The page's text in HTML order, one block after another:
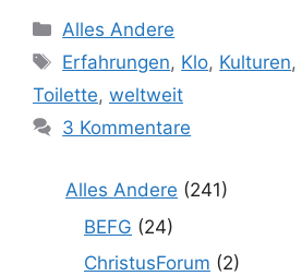
Kategorien
Alles Andere
Schlagwörter
Erfahrungen, Klo, Kulturen,
Toilette, weltweit
3 Kommentare
Alles Andere (241)
BEFG (24)
ChristusForum (2)